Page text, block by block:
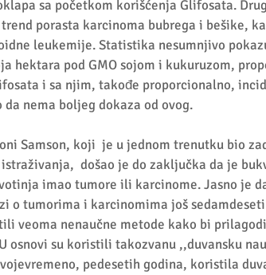
sa početkom korišćenja Glifosata.
porasta karcinoma bubrega i bešike,
leukemije. Statistika nesumnjivo
hektara pod GMO sojom i kukuruzom,
i sa njim, takođe proporcionalno,
da nema boljeg dokaza od ovog.
Samson, koji  je u jednom trenutku bio
došao je do zaključka da je
imao tumore ili karcinome. Jasno je
o tumorima i karcinomima još
veoma nenaučne metode kako bi
osnovi su koristili takozvanu ,,duvansku
pedesetih godina, koristila